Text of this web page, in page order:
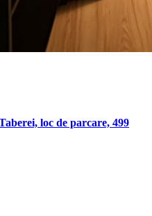
loc de parcare, 499